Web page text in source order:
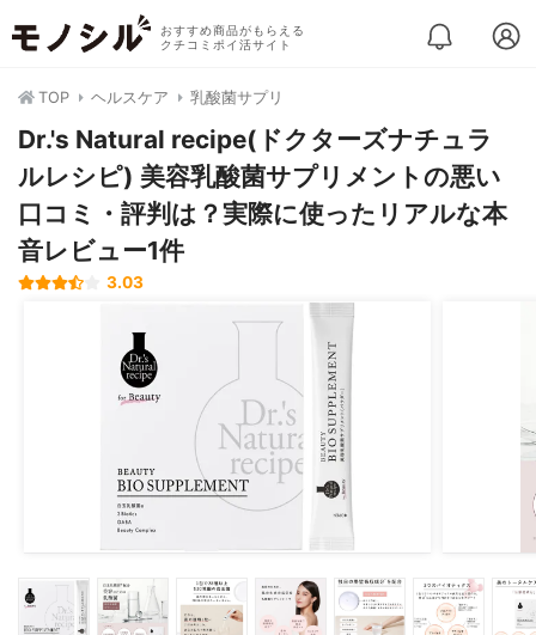
おすすめ商品がもらえる
クチコミポイ活サイト
TOP ヘルスケア 乳酸菌サプリ
Dr.'s Natural recipe(ドクターズナチュラ
ルレシピ) 美容乳酸菌サプリメントの悪い
口コミ・評判は？実際に使ったリアルな本
音レビュー1件
3.03